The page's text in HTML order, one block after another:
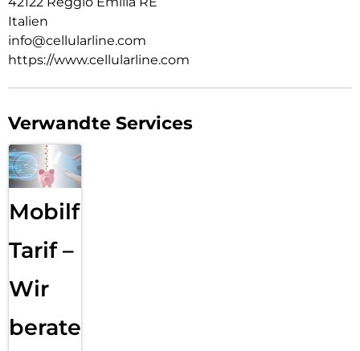
Italien
info@cellularline.com
https://www.cellularline.com
Verwandte Services
Mobilfunk
Tarif –
Wir
beraten